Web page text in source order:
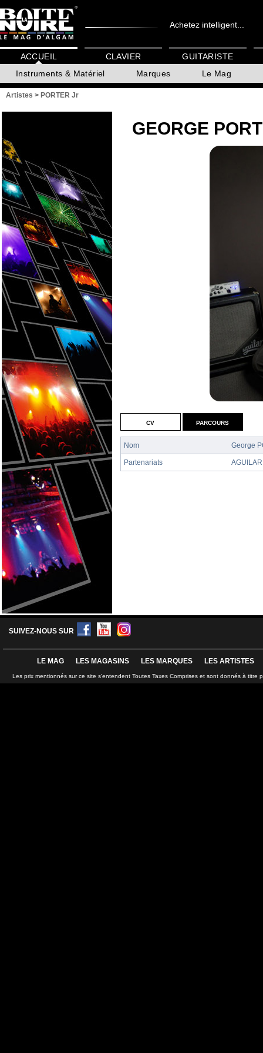
Achetez intelligent...
ACCUEIL
Instruments & Matériel
Marques Le Mag
CLAVIER GUITARISTE
Artistes > PORTER Jr
GEORGE
cv
Nom George
Partenariats AGUILAR
parcours
SUIVEZ-NOUS SUR
LE MAG LES MAGASINS LES MARQUES LES ARTISTES
Les prix mentionnés sur ce site s'entendent Toutes Taxes Comprises et sont donnés à